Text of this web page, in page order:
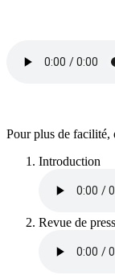
Pour plus de facilité,
Introduction
Revue de